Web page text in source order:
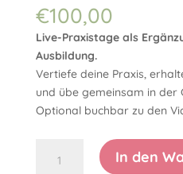
€100,00
Live-Praxistage als
Ausbildung.
Vertiefe deine Praxis,
und übe gemeinsam in der
Optional buchbar zu den
Praxistage
In den